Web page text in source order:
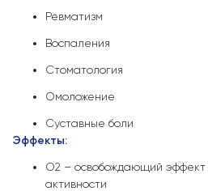
Ревматизм
Воспаления
Стоматология
Омоложение
Суставные боли
Эффекты:
О2 – освобождающий эффект
активности